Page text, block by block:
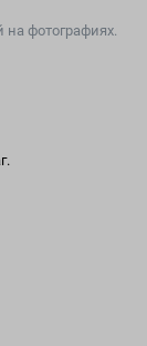
фотографиях.